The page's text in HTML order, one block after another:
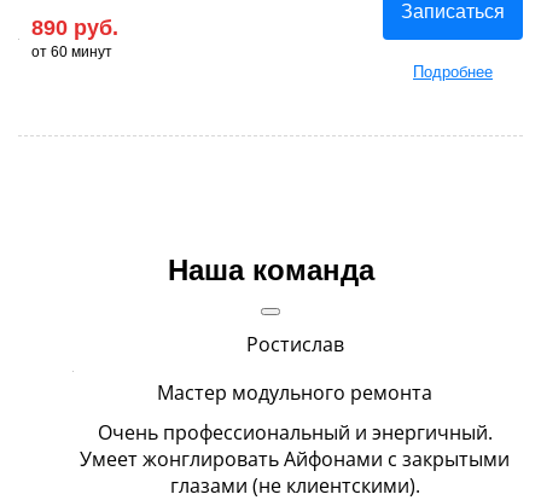
890 руб.
от 60 минут
Записаться
Подробнее
Наша команда
Ростислав
Мастер модульного ремонта
Очень профессиональный и энергичный.
Умеет жонглировать Айфонами с закрытыми
глазами (не клиентскими).